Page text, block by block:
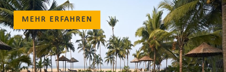
MEHR ERFAHREN